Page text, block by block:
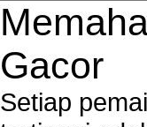
Gacor
Setiap